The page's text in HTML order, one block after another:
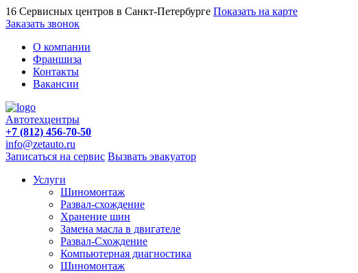
16 Сервисных центров в Санкт-Петербурге Показать на карте
Заказать звонок
О компании
Франшиза
Контакты
Вакансии
Автотехцентры
+7 (812) 456-70-50
info@zetauto.ru
Записаться на сервис Вызвать эвакуатор
Услуги
Шиномонтаж
Развал-схождение
Хранение шин
Замена масла в двигателе
Развал-Схождение
Компьютерная диагностика
Шиномонтаж